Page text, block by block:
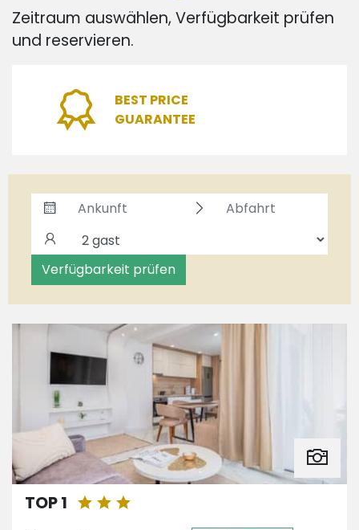
Zeitraum auswählen, Verfügbarkeit prüfen
und reservieren.
BEST PRICE
GUARANTEE
Verfügbarkeit prüfen
TOP 1